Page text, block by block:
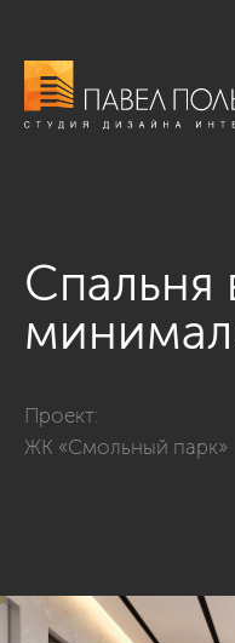
Спальня
Проект:
ЖК «Смольный парк»